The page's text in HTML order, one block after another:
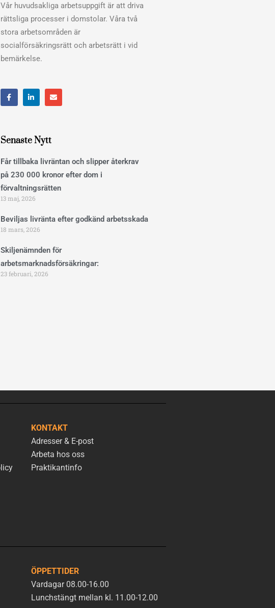
Vår huvudsakliga arbetsuppgift är att driva
rättsliga processer i domstolar. Våra två
stora arbetsområden är
socialförsäkringsrätt och arbetsrätt i vid
bemärkelse.
F
a
c
k
L
i
n
n
E
n
v
Senaste Nytt
Får tillbaka livräntan och slipper återkrav
på 230 000 kronor efter dom i
förvaltningsrätten
13 maj, 2026
Beviljas livränta efter godkänd arbetsskada
18 mars, 2026
Skiljenämnden för
arbetsmarknadsförsäkringar:
23 februari, 2026
KONTAKT
Adresser & E-post
Arbeta hos oss
Praktikantinfo
ÖPPETTIDER
Vardagar 08.00-16.00
Lunchstängt mellan kl. 11.00-12.00